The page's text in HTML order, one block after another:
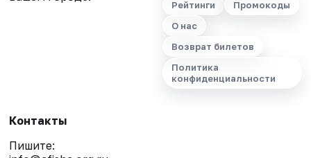
Рейтинги
Промокоды
О нас
Возврат билетов
Политика
конфиденциальности
Контакты
Пишите: